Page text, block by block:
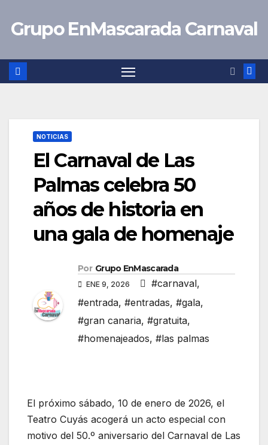
Grupo EnMascarada Carnaval
NOTICIAS
El Carnaval de Las
Palmas celebra 50
años de historia en
una gala de homenaje
Por Grupo EnMascarada
ENE 9, 2026 #carnaval,
#entrada, #entradas, #gala,
#gran canaria, #gratuita,
#homenajeados, #las palmas
El próximo sábado, 10 de enero de 2026, el
Teatro Cuyás acogerá un acto especial con
motivo del 50.º aniversario del Carnaval de Las